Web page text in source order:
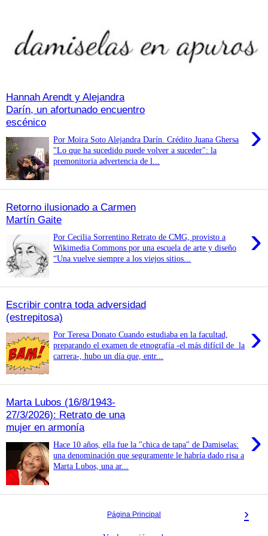
Hannah Arendt y Alejandra
Darín, un afortunado encuentro
escénico
›
Por Moira Soto Alejandra Darín. Crédito Juana Ghersa
"Lo que ha sucedido puede volver a suceder": la
premonitoria advertencia de l...
Retorno ilusionado a Carmen
Martín Gaite
›
Por Cecilia Sorrentino Retrato de CMG, provisto a
Wikimedia Commons por una escuela de arte y diseño
“Una vuelve siempre a los viejos sitios...
Escribir contra toda adversidad
(estrepitosa)
›
Por Teresa Donato Cuando estudiaba en la facultad,
preparando el examen de etnografía -el más difícil de la
carrera-, hubo un día que, entr...
Marta Lubos (16/8/1943-
27/3/2026): Retrato de una
mujer en armonía
›
Hace 10 años, ella fue la "chica de tapa" de Damiselas:
una denominación que seguramente le habría dado risa a
Marta Lubos, una ar...
›
Página Principal